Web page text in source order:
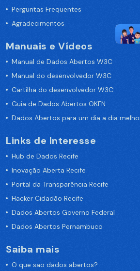
Perguntas Frequentes
Agradecimentos
Manuais e Vídeos
Manual de Dados Abertos W3C
Manual do desenvolvedor W3C
Cartilha do desenvolvedor W3C
Guia de Dados Abertos OKFN
Dados Abertos para um dia a dia
Links de Interesse
Hub de Dados Recife
Inovação Aberta Recife
Portal da Transparência Recife
Hacker Cidadão Recife
Dados Abertos Governo Federal
Dados Abertos Pernambuco
Saiba mais
O que são dados abertos?